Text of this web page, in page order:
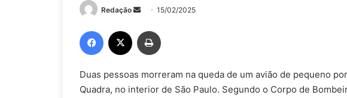
Redação
Mande
e-
mail
15/02/2025
Facebook
Duas pessoas morreram na queda de um avião de pequeno
Quadra, no interior de São Paulo. Segundo o Corpo de